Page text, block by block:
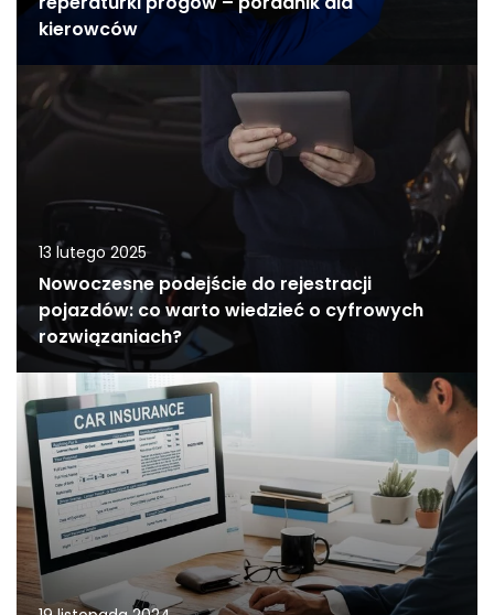
kierowców
13 lutego 2025
Nowoczesne podejście do rejestracji
pojazdów: co warto wiedzieć o cyfrowych
rozwiązaniach?